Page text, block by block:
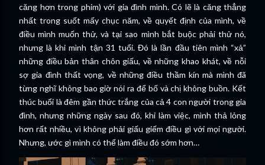
căng hơn trong phim) với gia đình mình. Có lẽ là căng thẳng
nhất trong suốt mấy chục năm, về quyết định của mình, về
điều mình muốn thử, và tại sao mình bắt buộc phải thử nó,
nhưng là khi mình tận 31 tuổi. Đó là lần đầu tiên mình “xả”
những điều bản thân chôn giấu, về những khao khát, về nỗi
sợ gia đình thất vọng, về những điều thầm kín mà mình đã
từng nghĩ không bao giờ nói ra để bố và chị không buồn. Kết
thúc buổi là đêm gần thức trắng của cả 4 con người trong gia
đình, nhưng những ngày sau đó, khi làm việc, mình thả lỏng
hơn rất nhiều, vì không phải giấu giếm điều gì với mọi người.
Nhưng, ước gì mình có thể làm điều đó sớm hơn…